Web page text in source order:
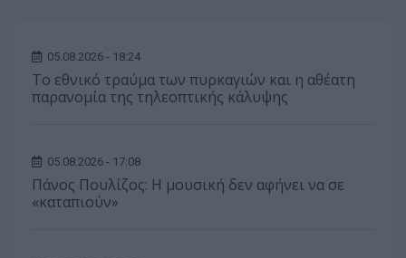
05.08.2026 - 18:24
Το εθνικό τραύμα των πυρκαγιών και η αθέατη
παρανομία της τηλεοπτικής κάλυψης
05.08.2026 - 17:08
Πάνος Πουλίζος: Η μουσική δεν αφήνει να σε
«καταπιούν»